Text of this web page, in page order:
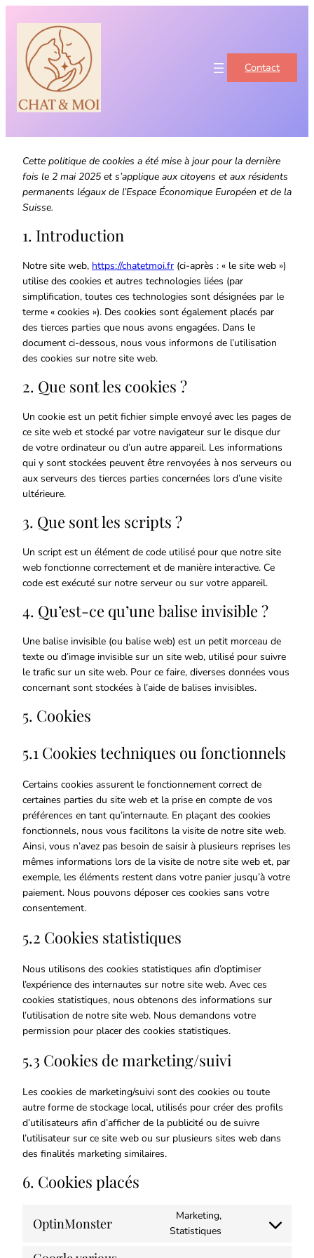
Contact
Cette politique de cookies a été mise à jour pour la dernière
fois le 2 mai 2025 et s’applique aux citoyens et aux résidents
permanents légaux de l’Espace Économique Européen et de la
Suisse.
1. Introduction
Notre site web, https://chatetmoi.fr (ci-après : « le site web »)
utilise des cookies et autres technologies liées (par
simplification, toutes ces technologies sont désignées par le
terme « cookies »). Des cookies sont également placés par
des tierces parties que nous avons engagées. Dans le
document ci-dessous, nous vous informons de l’utilisation
des cookies sur notre site web.
2. Que sont les cookies ?
Un cookie est un petit fichier simple envoyé avec les pages de
ce site web et stocké par votre navigateur sur le disque dur
de votre ordinateur ou d’un autre appareil. Les informations
qui y sont stockées peuvent être renvoyées à nos serveurs ou
aux serveurs des tierces parties concernées lors d’une visite
ultérieure.
3. Que sont les scripts ?
Un script est un élément de code utilisé pour que notre site
web fonctionne correctement et de manière interactive. Ce
code est exécuté sur notre serveur ou sur votre appareil.
4. Qu’est-ce qu’une balise invisible ?
Une balise invisible (ou balise web) est un petit morceau de
texte ou d’image invisible sur un site web, utilisé pour suivre
le trafic sur un site web. Pour ce faire, diverses données vous
concernant sont stockées à l’aide de balises invisibles.
5. Cookies
5.1 Cookies techniques ou fonctionnels
Certains cookies assurent le fonctionnement correct de
certaines parties du site web et la prise en compte de vos
préférences en tant qu’internaute. En plaçant des cookies
fonctionnels, nous vous facilitons la visite de notre site web.
Ainsi, vous n’avez pas besoin de saisir à plusieurs reprises les
mêmes informations lors de la visite de notre site web et, par
exemple, les éléments restent dans votre panier jusqu’à votre
paiement. Nous pouvons déposer ces cookies sans votre
consentement.
5.2 Cookies statistiques
Nous utilisons des cookies statistiques afin d’optimiser
l’expérience des internautes sur notre site web. Avec ces
cookies statistiques, nous obtenons des informations sur
l’utilisation de notre site web. Nous demandons votre
permission pour placer des cookies statistiques.
5.3 Cookies de marketing/suivi
Les cookies de marketing/suivi sont des cookies ou toute
autre forme de stockage local, utilisés pour créer des profils
d’utilisateurs afin d’afficher de la publicité ou de suivre
l’utilisateur sur ce site web ou sur plusieurs sites web dans
des finalités marketing similaires.
6. Cookies placés
OptinMonster
Marketing,
Statistiques